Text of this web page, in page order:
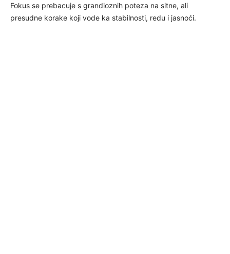
Fokus se prebacuje s grandioznih poteza na sitne, ali
presudne korake koji vode ka stabilnosti, redu i jasnoći.